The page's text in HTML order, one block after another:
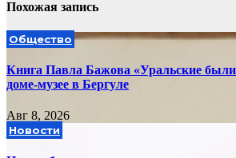
Похожая запись
Общество
Книга Павла Бажова «Уральские
доме-музее в Бергуле
Авг 8, 2026
Новости